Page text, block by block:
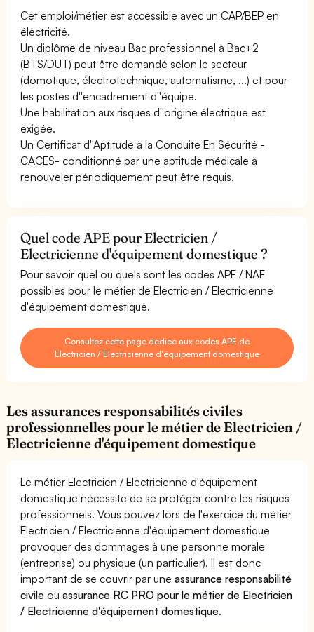
Cet emploi/métier est accessible avec un CAP/BEP en
électricité.
Un diplôme de niveau Bac professionnel à Bac+2
(BTS/DUT) peut être demandé selon le secteur
(domotique, électrotechnique, automatisme, ...) et pour
les postes d''encadrement d''équipe.
Une habilitation aux risques d''origine électrique est
exigée.
Un Certificat d''Aptitude à la Conduite En Sécurité -
CACES- conditionné par une aptitude médicale à
renouveler périodiquement peut être requis.
Quel code APE pour Electricien /
Electricienne d'équipement domestique ?
Pour savoir quel ou quels sont les codes APE / NAF
possibles pour le métier de Electricien / Electricienne
d'équipement domestique.
Consultez cette page dédiée aux codes APE de
Electricien / Electricienne d'équipement domestique
Les assurances responsabilités civiles
professionnelles pour le métier de Electricien /
Electricienne d'équipement domestique
Le métier Electricien / Electricienne d'équipement
domestique nécessite de se protéger contre les risques
professionnels. Vous pouvez lors de l'exercice du métier
Electricien / Electricienne d'équipement domestique
provoquer des dommages à une personne morale
(entreprise) ou physique (un particulier). Il est donc
important de se couvrir par uneassurance responsabilité
civile ouassurance RC PRO pour le métier de Electricien
/ Electricienne d'équipement domestique.